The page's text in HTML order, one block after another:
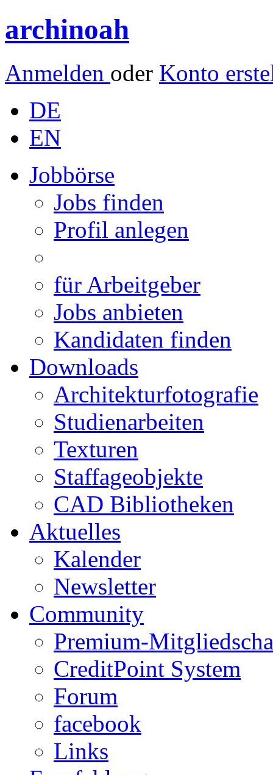
archinoah
Anmelden oder Konto
DE
EN
Jobbörse
Jobs finden
Profil anlegen
für Arbeitgeber
Jobs anbieten
Kandidaten finden
Downloads
Architekturfotografie
Studienarbeiten
Texturen
Staffageobjekte
CAD Bibliotheken
Aktuelles
Kalender
Newsletter
Community
Premium-
CreditPoint System
Forum
facebook
Links